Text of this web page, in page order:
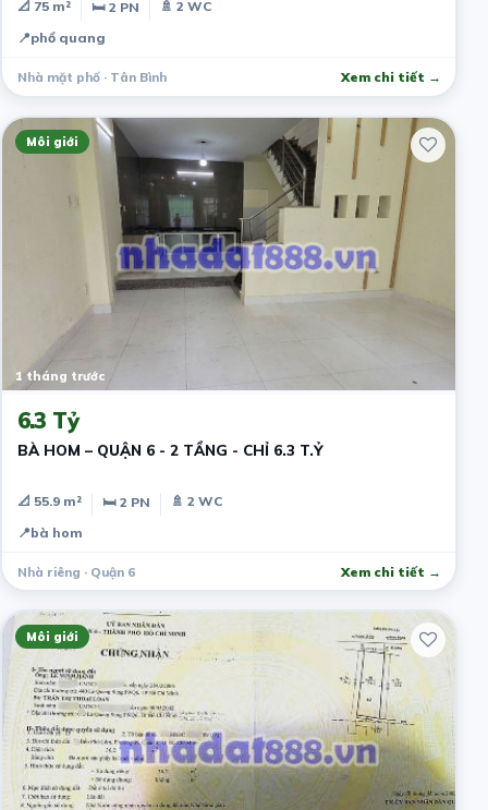
📐 75 m² 🛏 2 PN
🚿 2 WC
📍phổ quang
Nhà mặt phố · Tân Bình Xem chi tiết →
Môi giới
1 tháng trước
6.3 Tỷ
BÀ HOM – QUẬN 6 - 2 TẦNG - CHỈ 6.3 T.Ỷ
📐 55.9 m² 🛏 2 PN
🚿 2 WC
📍bà hom
Nhà riêng · Quận 6 Xem chi tiết →
Môi giới